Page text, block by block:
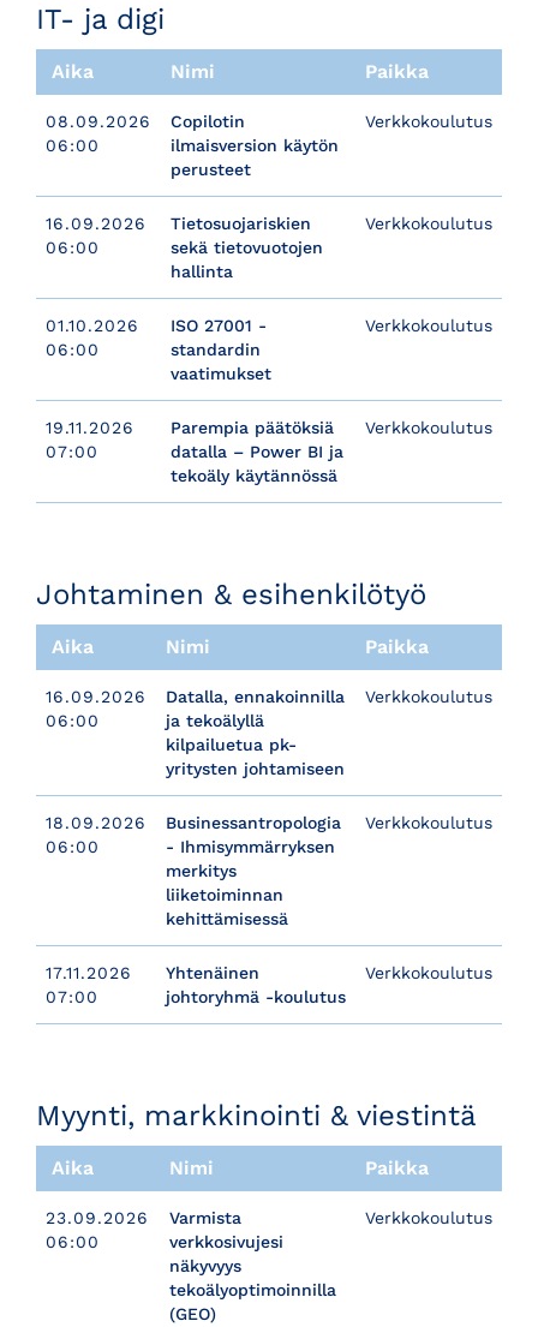
​​​​​​​IT- ja digi
Aika Nimi Paikka
08.09.2026
06:00
Copilotin
ilmaisversion käytön
perusteet
Verkkokoulutus
16.09.2026
06:00
Tietosuojariskien
sekä tietovuotojen
hallinta
Verkkokoulutus
01.10.2026
06:00
ISO 27001 -
standardin
vaatimukset
Verkkokoulutus
19.11.2026
07:00
Parempia päätöksiä
datalla – Power BI ja
tekoäly käytännössä
Verkkokoulutus
​​​​​​​Johtaminen & esihenkilötyö
Aika Nimi Paikka
16.09.2026
06:00
Datalla, ennakoinnilla
ja tekoälyllä
kilpailuetua pk-
yritysten johtamiseen
Verkkokoulutus
18.09.2026
06:00
Businessantropologia
- Ihmisymmärryksen
merkitys
liiketoiminnan
kehittämisessä
Verkkokoulutus
17.11.2026
07:00
Yhtenäinen
johtoryhmä -koulutus
Verkkokoulutus
​​​​​​​Myynti, markkinointi & viestintä
Aika Nimi Paikka
23.09.2026
06:00
Varmista
verkkosivujesi
näkyvyys
tekoälyoptimoinnilla
(GEO)
Verkkokoulutus